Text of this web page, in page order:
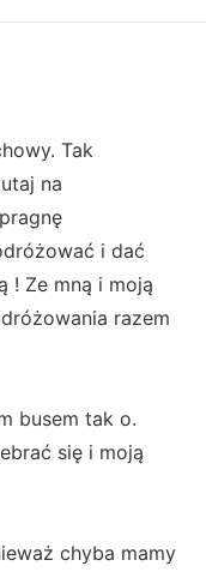
Tak
na
i dać
! Ze mną i moją
razem
busem tak o.
się i moją
chyba mamy